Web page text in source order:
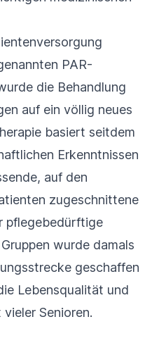
PAR-
die Behandlung
auf ein völlig neues
basiert seitdem
Erkenntnissen
auf den
zugeschnittene
pflegebedürftige
wurde damals
geschaffen
Lebensqualität und
Senioren.